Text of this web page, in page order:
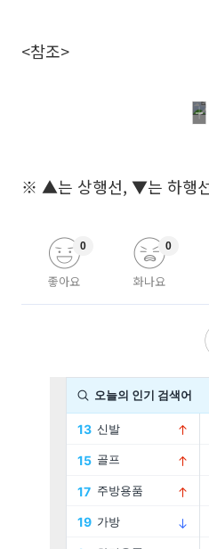
<참조>
※ ▲는 상행선, ▼는 하행
좋아요
0
화나요
0